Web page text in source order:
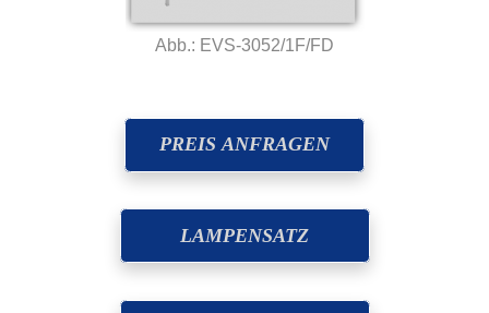
Abb.: EVS-3052/1F/FD
PREIS ANFRAGEN
LAMPENSATZ